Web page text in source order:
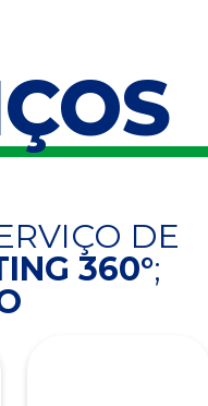
DE
360°;